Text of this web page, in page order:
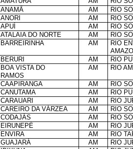
ANAMÃ AM
RIO
ANORI AM
RIO
APUÍ AM
RIO
ATALAIA DO NORTE AM
RIO
BARREIRINHA AM
RIO
BERURI AM
RIO
BOA VISTA DO AM
RIO
RAMOS
CAAPIRANGA AM
RIO
CANUTAMA AM
RIO
CARAUARI AM
RIO
CAREIRO DA VÁRZEA AM
RIO
CODAJÁS AM
RIO
EIRUNEPÉ AM
RIO
ENVIRA AM
RIO
GUAJARÁ AM
RIO